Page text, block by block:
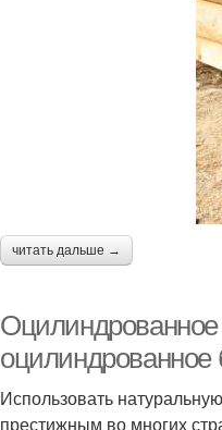
читать дальше →
оцилиндрованное
Использовать
престижным во многих